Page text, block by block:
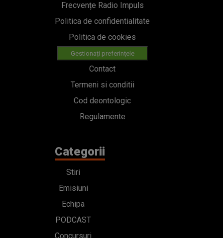
Cod deontologic
Regulamente
Categorii
Stiri
Emisiuni
Echipa
Concursuri
HOT40
Bd. Mărăști 65-67,
Romexpo Intrarea C,